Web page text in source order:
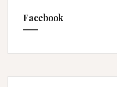
Facebook